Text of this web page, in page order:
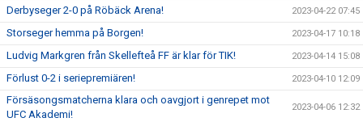
Derbyseger 2-0 på Röbäck Arena! 2023-04-22 07:45
Storseger hemma på Borgen! 2023-04-17 10:18
Ludvig Markgren från Skellefteå FF är klar för TIK! 2023-04-14 15:08
Förlust 0-2 i seriepremiären! 2023-04-10 12:09
Försäsongsmatcherna klara och oavgjort i genrepet mot
UFC Akademi!
2023-04-06 12:32